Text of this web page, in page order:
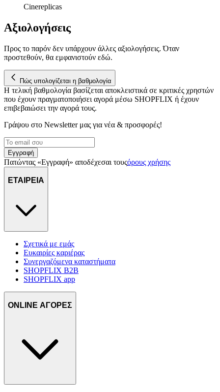
Cinereplicas
Αξιολογήσεις
Προς το παρόν δεν υπάρχουν άλλες αξιολογήσεις. Όταν
προστεθούν, θα εμφανιστούν εδώ.
Πώς υπολογίζεται η βαθμολογία
Η τελική βαθμολογία βασίζεται αποκλειστικά σε κριτικές χρηστών
που έχουν πραγματοποιήσει αγορά μέσω SHOPFLIX ή έχουν
επιβεβαιώσει την αγορά τους.
Γράψου στο Νewsletter μας για νέα & προσφορές!
Εγγραφή
Πατώντας «Εγγραφή» αποδέχεσαι τουςόρους χρήσης
ΕΤΑΙΡΕΙΑ
Σχετικά με εμάς
Ευκαιρίες καριέρας
Συνεργαζόμενα καταστήματα
SHOPFLIX B2B
SHOPFLIX app
ONLINE ΑΓΟΡΕΣ